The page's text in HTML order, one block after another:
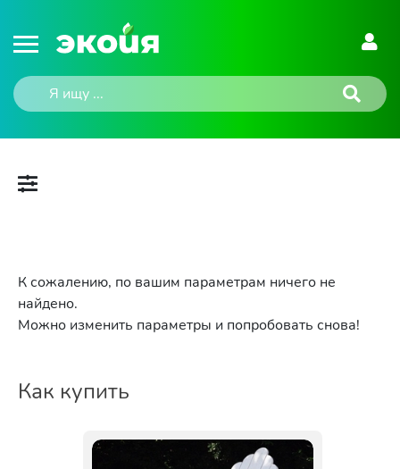
К сожалению, по вашим параметрам ничего не
найдено.
Можно изменить параметры и попробовать снова!
Как купить